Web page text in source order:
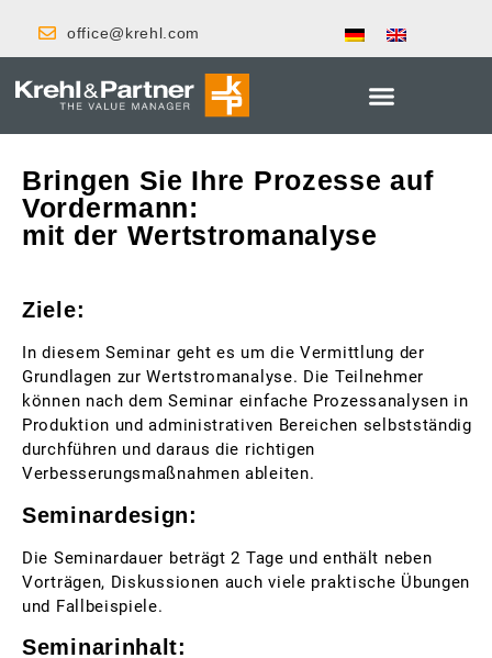
office@krehl.com
Bringen Sie Ihre Prozesse auf
Vordermann:
mit der Wertstromanalyse
Ziele:
In diesem Seminar geht es um die Vermittlung der
Grundlagen zur Wertstromanalyse. Die Teilnehmer
können nach dem Seminar einfache Prozessanalysen in
Produktion und administrativen Bereichen selbstständig
durchführen und daraus die richtigen
Verbesserungsmaßnahmen ableiten.
Seminardesign:
Die Seminardauer beträgt 2 Tage und enthält neben
Vorträgen, Diskussionen auch viele praktische Übungen
und Fallbeispiele.
Seminarinhalt: